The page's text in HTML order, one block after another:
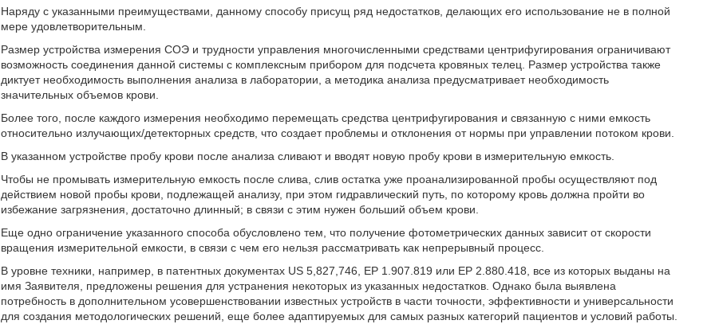
Наряду с указанными преимуществами, данному способу присущ ряд недостатков, делающих его использование не в полной
мере удовлетворительным.
Размер устройства измерения СОЭ и трудности управления многочисленными средствами центрифугирования ограничивают
возможность соединения данной системы с комплексным прибором для подсчета кровяных телец. Размер устройства также
диктует необходимость выполнения анализа в лаборатории, а методика анализа предусматривает необходимость
значительных объемов крови.
Более того, после каждого измерения необходимо перемещать средства центрифугирования и связанную с ними емкость
относительно излучающих/детекторных средств, что создает проблемы и отклонения от нормы при управлении потоком крови.
В указанном устройстве пробу крови после анализа сливают и вводят новую пробу крови в измерительную емкость.
Чтобы не промывать измерительную емкость после слива, слив остатка уже проанализированной пробы осуществляют под
действием новой пробы крови, подлежащей анализу, при этом гидравлический путь, по которому кровь должна пройти во
избежание загрязнения, достаточно длинный; в связи с этим нужен больший объем крови.
Еще одно ограничение указанного способа обусловлено тем, что получение фотометрических данных зависит от скорости
вращения измерительной емкости, в связи с чем его нельзя рассматривать как непрерывный процесс.
В уровне техники, например, в патентных документах US 5,827,746, ЕР 1.907.819 или ЕР 2.880.418, все из которых выданы на
имя Заявителя, предложены решения для устранения некоторых из указанных недостатков. Однако была выявлена
потребность в дополнительном усовершенствовании известных устройств в части точности, эффективности и универсальности
для создания методологических решений, еще более адаптируемых для самых разных категорий пациентов и условий работы.